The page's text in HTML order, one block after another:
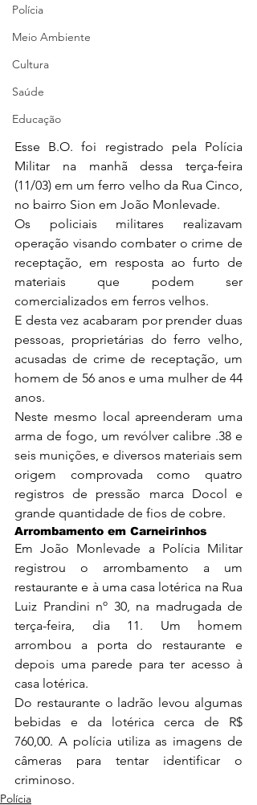
Polícia
Meio Ambiente
Cultura
Saúde
Educação
Esse B.O. foi registrado pela Polícia
Militar na manhã dessa terça-feira
(11/03) em um ferro velho da Rua Cinco,
no bairro Sion em João Monlevade.
Os policiais militares realizavam
operação visando combater o crime de
receptação, em resposta ao furto de
materiais que podem ser
comercializados em ferros velhos.
E desta vez acabaram por prender duas
pessoas, proprietárias do ferro velho,
acusadas de crime de receptação, um
homem de 56 anos e uma mulher de 44
anos.
Neste mesmo local apreenderam uma
arma de fogo, um revólver calibre .38 e
seis munições, e diversos materiais sem
origem comprovada como quatro
registros de pressão marca Docol e
grande quantidade de fios de cobre.
Arrombamento em Carneirinhos
Em João Monlevade a Polícia Militar
registrou o arrombamento a um
restaurante e à uma casa lotérica na Rua
Luiz Prandini nº 30, na madrugada de
terça-feira, dia 11. Um homem
arrombou a porta do restaurante e
depois uma parede para ter acesso à
casa lotérica.
Do restaurante o ladrão levou algumas
bebidas e da lotérica cerca de R$
760,00. A polícia utiliza as imagens de
câmeras para tentar identificar o
criminoso.
Polícia